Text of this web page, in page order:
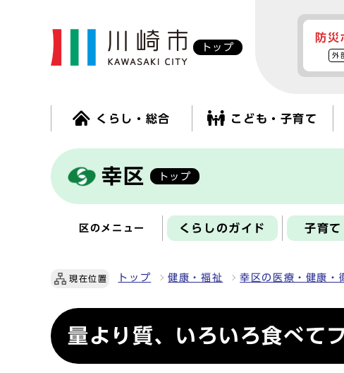
トップ
防災
外
くらし・総合 こども・子育て
幸区 トップ
区のメニュー くらしのガイド 子育て
現在位置 トップ 健康・福祉 幸区の医療・健康・
量より質、いろいろ食べて